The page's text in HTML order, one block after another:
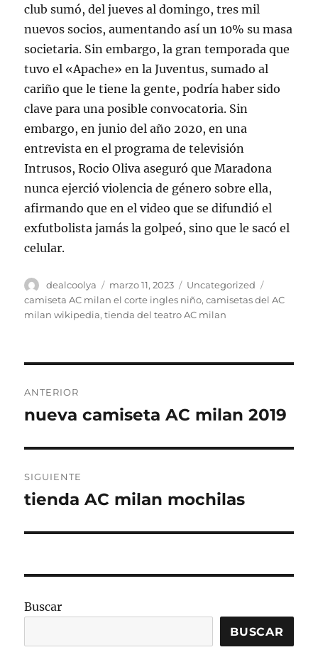
club sumó, del jueves al domingo, tres mil
nuevos socios, aumentando así un 10% su masa
societaria. Sin embargo, la gran temporada que
tuvo el «Apache» en la Juventus, sumado al
cariño que le tiene la gente, podría haber sido
clave para una posible convocatoria. Sin
embargo, en junio del año 2020, en una
entrevista en el programa de televisión
Intrusos, Rocio Oliva aseguró que Maradona
nunca ejerció violencia de género sobre ella,
afirmando que en el video que se difundió el
exfutbolista jamás la golpeó, sino que le sacó el
celular.
Autor
dealcoolya
Publicado
el
marzo 11, 2023 Categorías
Uncategorized
camiseta AC milan el corte ingles niño,camisetas del AC
milan wikipedia,tienda del teatro AC milan
de
ANTERIOR
Entrada
nueva camiseta AC milan 2019
SIGUIENTE
Entrada
tienda AC milan mochilas
Buscar
BUSCAR